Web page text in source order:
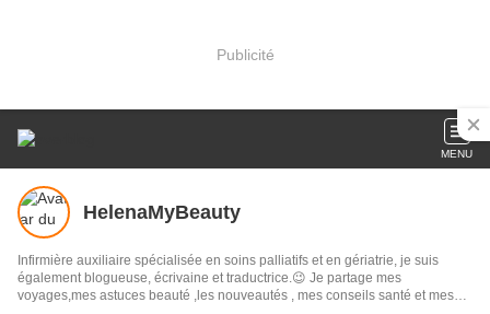
Publicité
MENU
HelenaMyBeauty
Infirmière auxiliaire spécialisée en soins palliatifs et en gériatrie, je suis
également blogueuse, écrivaine et traductrice.😉 Je partage mes
voyages,mes astuces beauté ,les nouveautés , mes conseils santé et mes